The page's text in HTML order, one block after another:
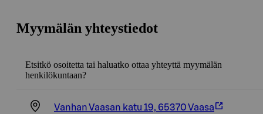
Myymälän yhteystiedot
Etsitkö osoitetta tai haluatko ottaa yhteyttä myymälän
henkilökuntaan?
Vanhan Vaasan katu 19, 65370 Vaasa